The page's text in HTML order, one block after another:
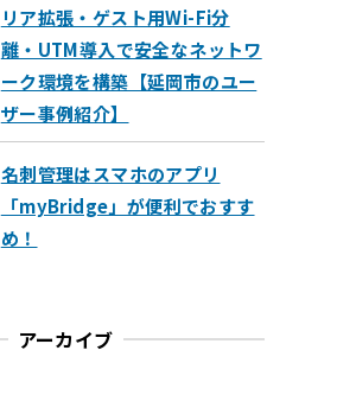
リア拡張・ゲスト用Wi-Fi分
離・UTM導入で安全なネットワ
ーク環境を構築【延岡市のユー
ザー事例紹介】
名刺管理はスマホのアプリ
「myBridge」が便利でおすす
め！
アーカイブ